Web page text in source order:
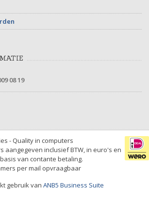
08 19
- Quality in computers
aangegeven inclusief BTW, in euro's en
van contante betaling.
per mail opvraagbaar
gebruik van ANB5 Business Suite